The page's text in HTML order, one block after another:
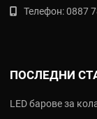
Телефон:0887
ПОСЛЕДНИ
LED барове за